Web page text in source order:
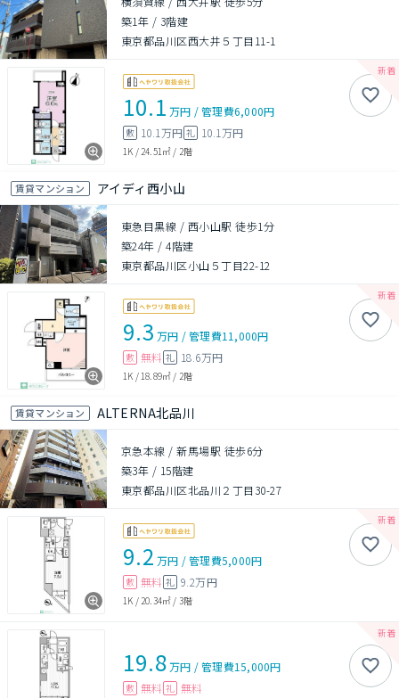
築1年 / 3階建
東京都品川区西大井５丁目11-1
10.1 万円 /管理費6,000円
敷 10.1万円 礼 10.1万円
1K /24.51㎡ / 2階
賃貸マンション アイディ西小山
東急目黒線 / 西小山駅 徒歩1分
築24年 /4階建
東京都品川区小山５丁目22-12
9.3 万円 /管理費11,000円
敷 無料 礼 18.6万円
1K /18.89㎡ / 2階
賃貸マンション ALTERNA北品川
京急本線 / 新馬場駅 徒歩6分
築3年 / 15階建
東京都品川区北品川２丁目30-27
9.2 万円 /管理費5,000円
敷 無料 礼 9.2万円
1K /20.34㎡ / 3階
19.8万円 /管理費15,000円
敷 無料 礼 無料